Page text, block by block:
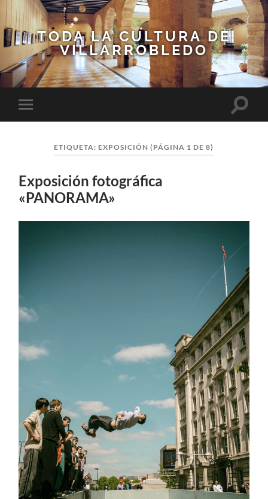
TODA LA CULTURA DE
VILLARROBLEDO
el
ETIQUETA: EXPOSICIÓN (PÁGINA 1 DE 8)
Exposición fotográfica
«PANORAMA»